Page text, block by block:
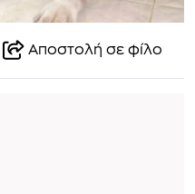
Αποστολή σε φίλο